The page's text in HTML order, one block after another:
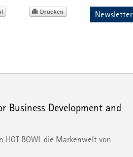
Newsletter
Business Development and
BOWL die Markenwelt von